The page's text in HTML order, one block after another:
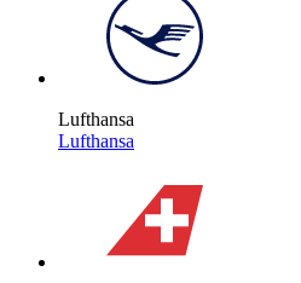
Lufthansa
Lufthansa